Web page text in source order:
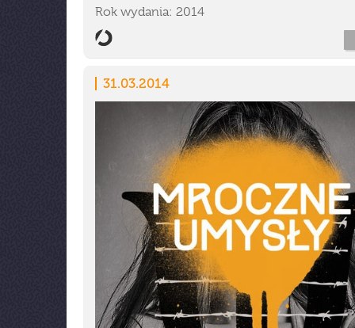
Rok wydania: 2014
31.03.2014